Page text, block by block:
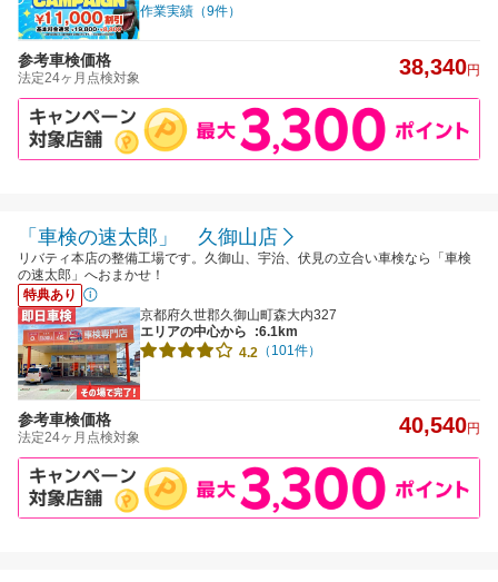
作業実績（9件）
参考車検価格
法定24ヶ月点検対象 38,340円
「車検の速太郎」 久御山店
リバティ本店の整備工場です。久御山、宇治、伏見の立合い車検なら「車検
の速太郎」へおまかせ！
特典あり
京都府久世郡久御山町森大内327
エリアの中心から
:6.1km
4.2 （101件）
参考車検価格
法定24ヶ月点検対象 40,540円